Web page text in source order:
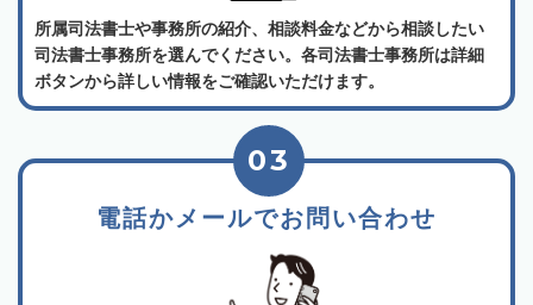
所属司法書士や事務所の紹介、相談料金などから相談したい
司法書士事務所を選んでください。各司法書士事務所は詳細
ボタンから詳しい情報をご確認いただけます。
電話かメールでお問い合わせ
03